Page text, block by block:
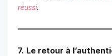
réussi.
7. Le retour à